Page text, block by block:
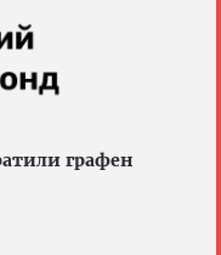
графен